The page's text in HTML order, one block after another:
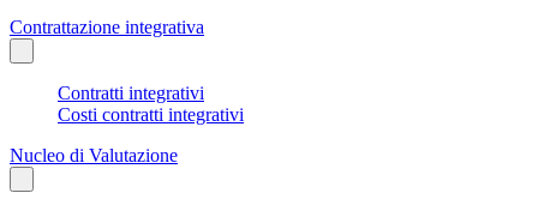
Contrattazione integrativa
Contratti integrativi
Costi contratti integrativi
Nucleo di Valutazione